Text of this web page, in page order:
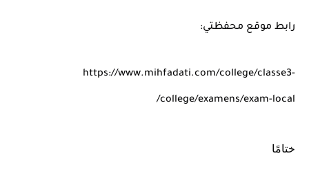
رابط موقع محفظتي:
https://www.mihfadati.com/college/classe3-
college/examens/exam-local/
ختامًا